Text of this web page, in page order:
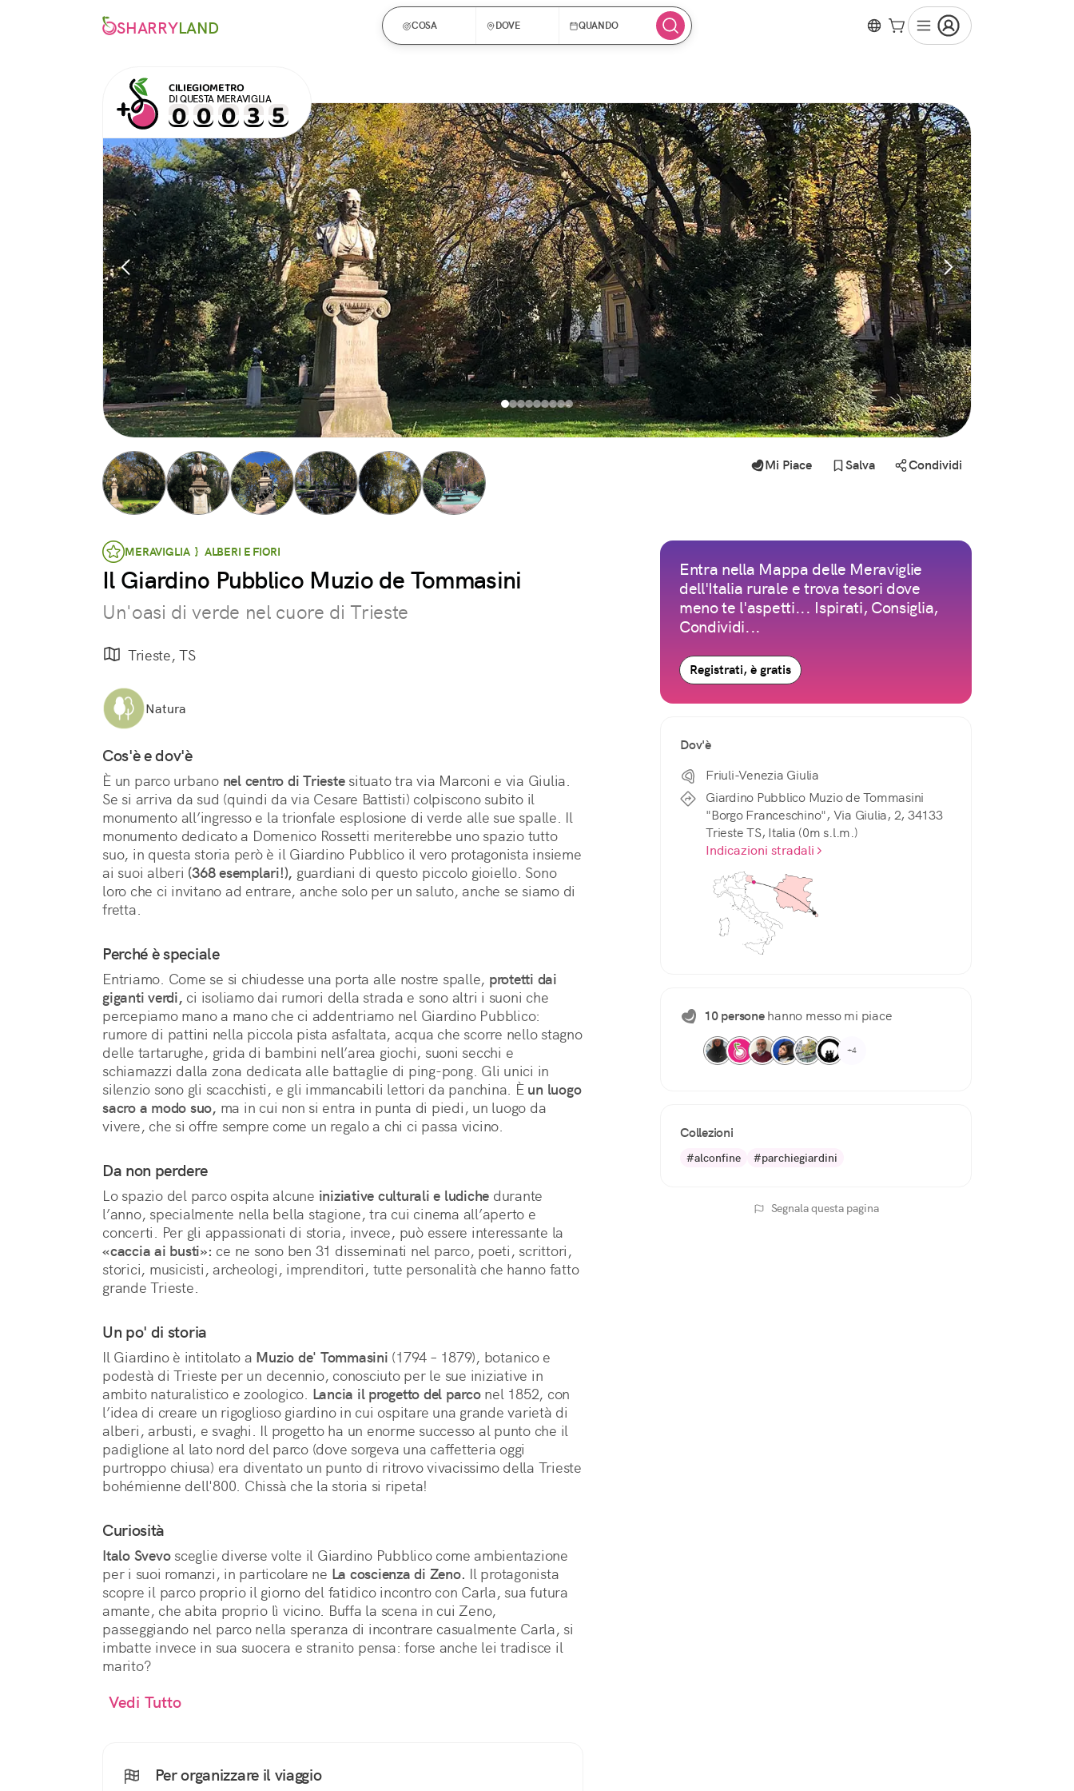
SHARRYLAND COSA DOVE QUANDO
CILIEGIOMETRO
DI QUESTA MERAVIGLIA
MERAVIGLIA } ALBERI E FIORI
Il Giardino Pubblico Muzio de Tommasini
Un'oasi di verde nel cuore di Trieste
Trieste, TS
Natura
Cos'è e dov'è
È un parco urbano nel centro di Trieste situato tra via Marconi e via Giulia.
Se si arriva da sud (quindi da via Cesare Battisti) colpiscono subito il
monumento all’ingresso e la trionfale esplosione di verde alle sue spalle. Il
monumento dedicato a Domenico Rossetti meriterebbe uno spazio tutto
suo, in questa storia però è il Giardino Pubblico il vero protagonista insieme
ai suoi alberi (368 esemplari!), guardiani di questo piccolo gioiello. Sono
loro che ci invitano ad entrare, anche solo per un saluto, anche se siamo di
fretta.
Perché è speciale
Entriamo. Come se si chiudesse una porta alle nostre spalle, protetti dai
giganti verdi, ci isoliamo dai rumori della strada e sono altri i suoni che
percepiamo mano a mano che ci addentriamo nel Giardino Pubblico:
rumore di pattini nella piccola pista asfaltata, acqua che scorre nello stagno
delle tartarughe, grida di bambini nell’area giochi, suoni secchi e
schiamazzi dalla zona dedicata alle battaglie di ping-pong. Gli unici in
silenzio sono gli scacchisti, e gli immancabili lettori da panchina. È un luogo
sacro a modo suo, ma in cui non si entra in punta di piedi, un luogo da
vivere, che si offre sempre come un regalo a chi ci passa vicino.
Da non perdere
Lo spazio del parco ospita alcune iniziative culturali e ludiche durante
l’anno, specialmente nella bella stagione, tra cui cinema all’aperto e
concerti. Per gli appassionati di storia, invece, può essere interessante la
«caccia ai busti»: ce ne sono ben 31 disseminati nel parco, poeti, scrittori,
storici, musicisti, archeologi, imprenditori, tutte personalità che hanno fatto
grande Trieste.
Un po' di storia
Il Giardino è intitolato a Muzio de' Tommasini (1794 – 1879), botanico e
podestà di Trieste per un decennio, conosciuto per le sue iniziative in
ambito naturalistico e zoologico. Lancia il progetto del parconel 1852, con
l’idea di creare un rigoglioso giardino in cui ospitare una grande varietà di
alberi, arbusti, e svaghi. Il progetto ha un enorme successo al punto che il
padiglione al lato nord del parco (dove sorgeva una caffetteria oggi
purtroppo chiusa) era diventato un punto di ritrovo vivacissimo della Trieste
bohémienne dell'800. Chissà che la storia si ripeta!
Curiosità
Italo Svevosceglie diverse volte il Giardino Pubblico come ambientazione
per i suoi romanzi, in particolare ne La coscienza di Zeno. Il protagonista
scopre il parco proprio il giorno del fatidico incontro con Carla, sua futura
amante, che abita proprio lì vicino. Buffa la scena in cui Zeno,
passeggiando nel parco nella speranza di incontrare casualmente Carla, si
imbatte invece in sua suocera e stranito pensa: forse anche lei tradisce il
marito?
Vedi Tutto
Per organizzare il viaggio
Mi Piace Salva Condividi
Entra nella Mappa delle Meraviglie
dell'Italia rurale e trova tesori dove
meno te l'aspetti... Ispirati, Consiglia,
Condividi...
Registrati, è gratis
Dov'è
Friuli-Venezia Giulia
Giardino Pubblico Muzio de Tommasini
"Borgo Franceschino", Via Giulia, 2, 34133
Trieste TS, Italia (0m s.l.m.)
Indicazioni stradali
10 personehanno messo mi piace
+4
Collezioni
#alconfine #parchiegiardini
Segnala questa pagina